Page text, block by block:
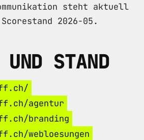
steht aktuell
2026-05.
UND STAND
agentur
branding
webloesungen